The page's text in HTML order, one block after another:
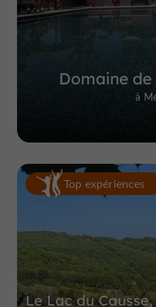
Domaine
à
Top expériences
Le Lac du